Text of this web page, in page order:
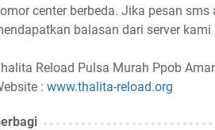
center berbeda. Jika pesan
balasan dari server
Reload Pulsa Murah Ppob
: www.thalita-reload.org